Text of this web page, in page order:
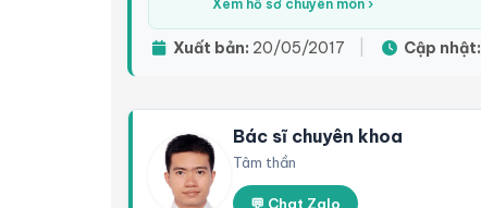
Xem hồ sơ chuyên môn ›
Xuất bản: 20/05/2017 Cập nhật:
Bác sĩ chuyên khoa
Tâm thần
💬 Chat Zalo